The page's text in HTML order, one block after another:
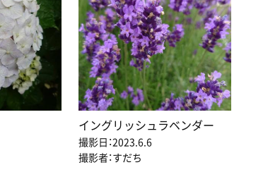
イングリッシュラベンダー
撮影日：2023.6.6
撮影者：すだち